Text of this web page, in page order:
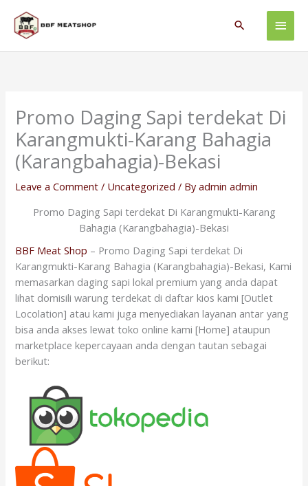
content
Main
Search
Promo Daging Sapi terdekat Di
Karangmukti-Karang Bahagia
(Karangbahagia)-Bekasi
Leave a Comment / Uncategorized / Byadmin admin
Promo Daging Sapi terdekat Di Karangmukti-Karang
Bahagia (Karangbahagia)-Bekasi
BBF Meat Shop – Promo Daging Sapi terdekat Di
Karangmukti-Karang Bahagia (Karangbahagia)-Bekasi, Kami
memasarkan daging sapi lokal premium yang anda dapat
lihat domisili warung terdekat di daftar kios kami [Outlet
Locolation] atau kami juga menyediakan layanan antar yang
bisa anda akses lewat toko online kami [Home] ataupun
marketplace kepercayaan anda dengan tautan sebagai
berikut: